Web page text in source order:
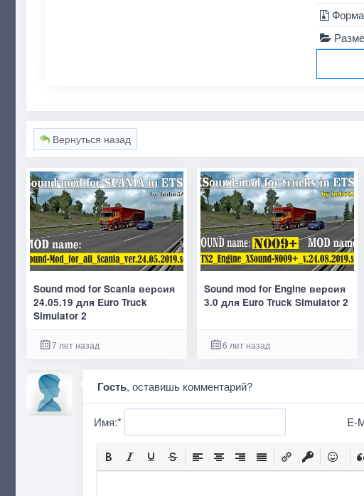
Вернуться назад
Sound mod for Scania версия
24.05.19 для Euro Truck
Simulator 2
7 лет назад
Sound mod for Engine версия
3.0 для Euro Truck Simulator 2
6 лет назад
Гость, оставишь комментарий?
Имя:* E-